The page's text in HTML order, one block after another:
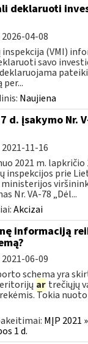
deklaruoti
2026-04-08
(VMI)
savo
Naujiena
d. įsakymo Nr.
2021-11-16
2021 m. lapkričio
inspekcijos prie
Nr. VA-78 „Dėl...
Akcizai
informaciją
2021-06-09
schema yra
ar trečiųjų
Tokia
MĮP 2021
1 d.